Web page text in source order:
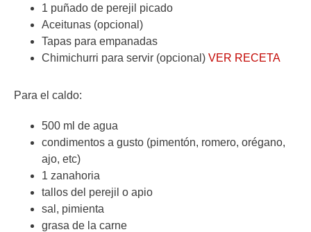
1 puñado de perejil picado
Aceitunas (opcional)
Tapas para empanadas
Chimichurri para servir (opcional) VER RECETA
Para el caldo:
500 ml de agua
condimentos a gusto (pimentón, romero, orégano,
ajo, etc)
1 zanahoria
tallos del perejil o apio
sal, pimienta
grasa de la carne